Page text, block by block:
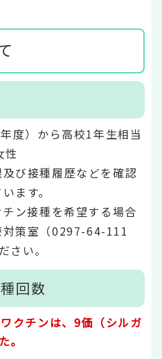
度）から高校1年生相当
性
び接種履歴などを確認
ます。
ン接種を希望する場合
対策室（0297-64-111
さい。
回数
クチンは、9価（シルガ
。